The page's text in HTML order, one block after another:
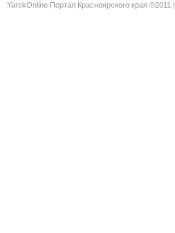
YarskOnline Портал Красноярского края ©2011 |